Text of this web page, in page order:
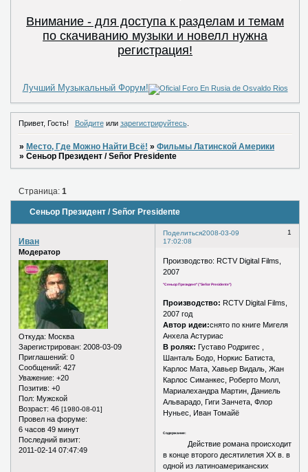
Внимание - для доступа к разделам и темам
по скачиванию музыки и новелл нужна
регистрация!
Лучший Музыкальный Форум!
Привет, Гость! Войдитеили зарегистрируйтесь.
»Место, Где Можно Найти Всё! »Фильмы Латинской Америки
»Сеньор Президент / Señor Presidente
Сеньор Президент / Señor Presidente
Страница:1
Поделиться 1
2008-03-09
17:02:08
Иван
Модератор
Откуда: Москва
Зарегистрирован: 2008-03-09
Приглашений: 0
Сообщений: 427
Уважение: +20
Позитив: +0
Пол: Мужской
Возраст: 46 [1980-08-01]
Провел на форуме:
6 часов 49 минут
Последний визит:
2011-02-14 07:47:49
Производство: RCTV Digital Films,
2007
"Сеньор Президент" ("Señor Presidente")
Производство: RCTV Digital Films,
2007 год
Автор идеи:cнято по книге Мигеля
Анхела Астуриас
В ролях: Густаво Родригес ,
Шанталь Бодо, Норкис Батиста,
Карлос Мата, Хавьер Видаль, Жан
Карлос Симанкес, Роберто Молл,
Мариалехандра Мартин, Даниель
Альварадо, Гиги Занчета, Флор
Нуньес, Иван Томайё
Содержание:
Действие романа происходит
в конце второго десятилетия XX в. в
одной из латиноамериканских